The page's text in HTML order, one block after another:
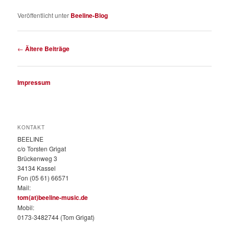
Veröffentlicht unter Beeline-Blog
Beitragsnavigation
← Ältere Beiträge
Impressum
KONTAKT
BEELINE
c/o Torsten Grigat
Brückenweg 3
34134 Kassel
Fon (05 61) 66571
Mail:
tom(at)beeline-music.de
Mobil:
0173-3482744 (Tom Grigat)